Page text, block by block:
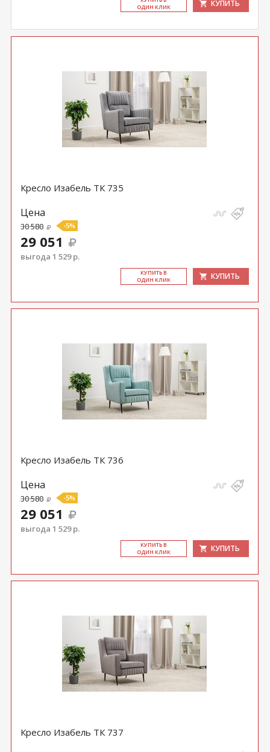
ОДИН КЛИК
КУПИТЬ
Кресло Изабель ТК 735
Цена
30 580 -5%
29 051
выгода 1 529 р.
КУ­ПИТЬ В
ОДИН КЛИК
КУПИТЬ
Кресло Изабель ТК 736
Цена
30 580 -5%
29 051
выгода 1 529 р.
КУ­ПИТЬ В
ОДИН КЛИК
КУПИТЬ
Кресло Изабель ТК 737